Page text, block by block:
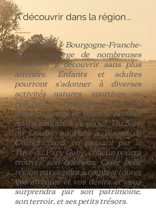
A découvrir dans la région...
La région Bourgogne-Franche-
Comté regorge de nombreuses
richesses à découvrir sans plus
attendre. Enfants et adultes
pourront s'adonner à diverses
activités natures, sportives ou
culturelles disponibles dans les
alentours, afin de pouvoir profiter
au maximum de ce séjour. Du Saut
du Doubs, au Parc à Bisons de
Damprichard, en passant par le
Tuyé du Papy Gaby, chacun pourra
trouver son bonheur. Cette belle
région parviendra à combler toutes
vos attentes et vos désirs et vous
surprendra par son patrimoine,
son terroir, et ses petits trésors.